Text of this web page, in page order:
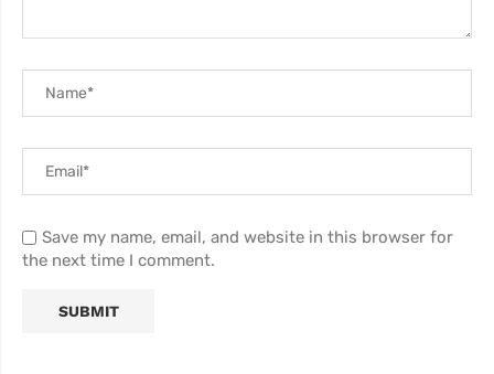
Save my name, email, and website in this browser for
the next time I comment.